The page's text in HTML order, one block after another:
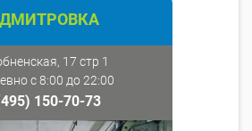
ДМИТРОВКА
17 стр 1
с 8:00 до 22:00
150-70-73